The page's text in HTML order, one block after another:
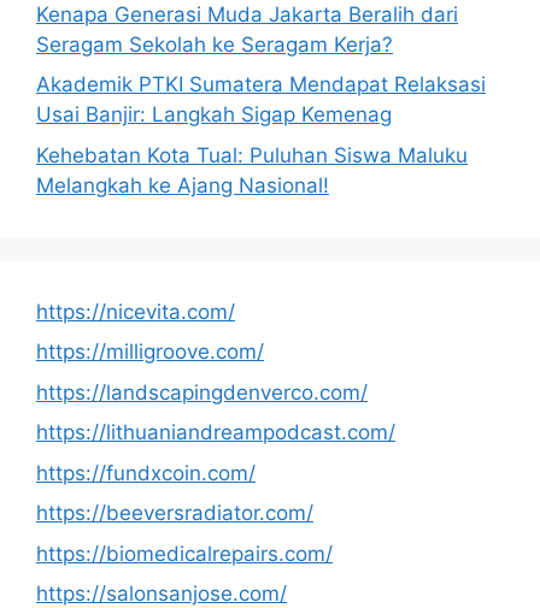
Kenapa Generasi Muda Jakarta Beralih dari
Seragam Sekolah ke Seragam Kerja?
Akademik PTKI Sumatera Mendapat Relaksasi
Usai Banjir: Langkah Sigap Kemenag
Kehebatan Kota Tual: Puluhan Siswa Maluku
Melangkah ke Ajang Nasional!
https://nicevita.com/
https://milligroove.com/
https://landscapingdenverco.com/
https://lithuaniandreampodcast.com/
https://fundxcoin.com/
https://beeversradiator.com/
https://biomedicalrepairs.com/
https://salonsanjose.com/